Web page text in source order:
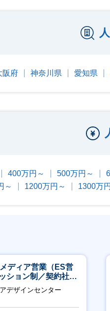
阪府 神奈川県 愛知県
400万円～ 500万円～
～
1200万円～ 1300万
ディア営業（ES営
ション制／契約社員
期化
デザインセンター